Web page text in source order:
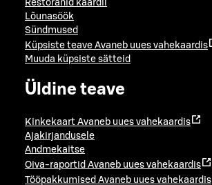
Restoranid kaardil
Lõunasöök
Sündmused
Küpsiste teave Avaneb uues vahekaardis
Muuda küpsiste sätteid
Üldine teave
Kinkekaart Avaneb uues vahekaardis
Ajakirjandusele
Andmekaitse
Oiva-raportid Avaneb uues vahekaardis
Tööpakkumised Avaneb uues vahekaardis